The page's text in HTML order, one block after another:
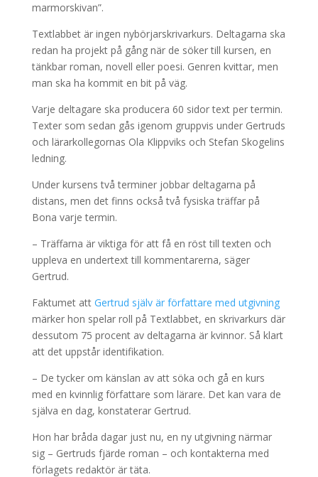
marmorskivan”.
Textlabbet är ingen nybörjarskrivarkurs. Deltagarna ska
redan ha projekt på gång när de söker till kursen, en
tänkbar roman, novell eller poesi. Genren kvittar, men
man ska ha kommit en bit på väg.
Varje deltagare ska producera 60 sidor text per termin.
Texter som sedan gås igenom gruppvis under Gertruds
och lärarkollegornas Ola Klippviks och Stefan Skogelins
ledning.
Under kursens två terminer jobbar deltagarna på
distans, men det finns också två fysiska träffar på
Bona varje termin.
– Träffarna är viktiga för att få en röst till texten och
uppleva en undertext till kommentarerna, säger
Gertrud.
Faktumet att Gertrud själv är författare med utgivning
märker hon spelar roll på Textlabbet, en skrivarkurs där
dessutom 75 procent av deltagarna är kvinnor. Så klart
att det uppstår identifikation.
– De tycker om känslan av att söka och gå en kurs
med en kvinnlig författare som lärare. Det kan vara de
själva en dag, konstaterar Gertrud.
Hon har bråda dagar just nu, en ny utgivning närmar
sig – Gertruds fjärde roman – och kontakterna med
förlagets redaktör är täta.